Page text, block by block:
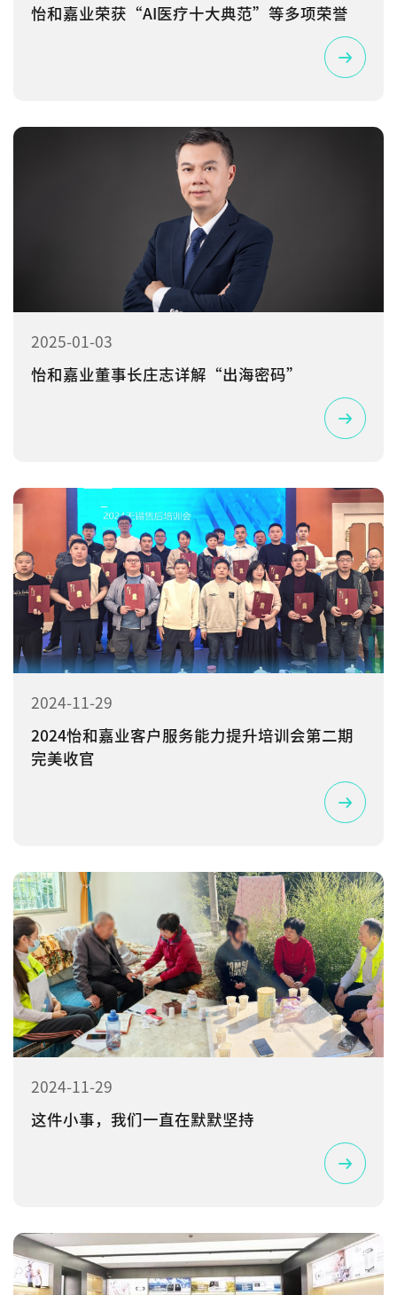
怡和嘉业荣获“AI医疗十大典范”等多项荣誉
2025-01-03
怡和嘉业董事长庄志详解“出海密码”
2024-11-29
2024怡和嘉业客户服务能力提升培训会第二期
完美收官
2024-11-29
这件小事，我们一直在默默坚持